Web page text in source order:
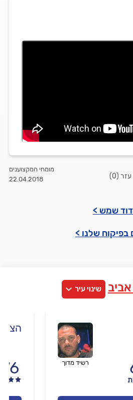
0
)
מומחי המקצוענים
22.04.2018
דוד שמש >
בפיקוח שלנו >
שינוי עיר
רשיד מדוך